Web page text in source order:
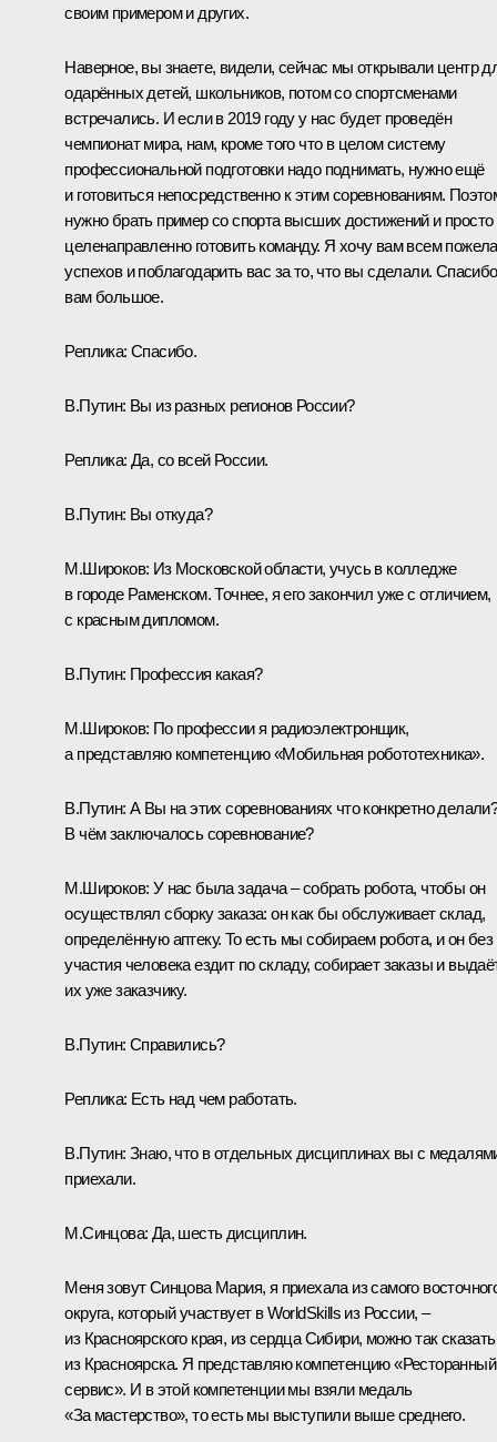
своим примером и других.
Наверное, вы знаете, видели, сейчас мы открывали центр
одарённых детей, школьников, потом со спортсменами
встречались. И если в 2019 году у нас будет проведён
чемпионат мира, нам, кроме того что в целом систему
профессиональной подготовки надо поднимать, нужно ещё
и готовиться непосредственно к этим соревнованиям.
нужно брать пример со спорта высших достижений и просто
целенаправленно готовить команду. Я хочу вам всем
успехов и поблагодарить вас за то, что вы сделали. Спасибо
вам большое.
Реплика: Спасибо.
В.Путин: Вы из разных регионов России?
Реплика: Да, со всей России.
В.Путин: Вы откуда?
М.Широков: Из Московской области, учусь в колледже
в городе Раменском. Точнее, я его закончил уже с отличием,
с красным дипломом.
В.Путин: Профессия какая?
М.Широков: По профессии я радиоэлектронщик,
а представляю компетенцию «Мобильная робототехника».
В.Путин: А Вы на этих соревнованиях что конкретно
В чём заключалось соревнование?
М.Широков: У нас была задача – собрать робота, чтобы он
осуществлял сборку заказа: он как бы обслуживает склад,
определённую аптеку. То есть мы собираем робота, и он без
участия человека ездит по складу, собирает заказы и
их уже заказчику.
В.Путин: Справились?
Реплика: Есть над чем работать.
В.Путин: Знаю, что в отдельных дисциплинах вы с
приехали.
М.Синцова: Да, шесть дисциплин.
Меня зовут Синцова Мария, я приехала из самого
округа, который участвует в WorldSkills из России, –
из Красноярского края, из сердца Сибири, можно так
из Красноярска. Я представляю компетенцию «Ресторанный
сервис». И в этой компетенции мы взяли медаль
«За мастерство», то есть мы выступили выше среднего.